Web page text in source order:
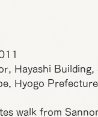
Hayashi
Hyogo Prefecture
walk from